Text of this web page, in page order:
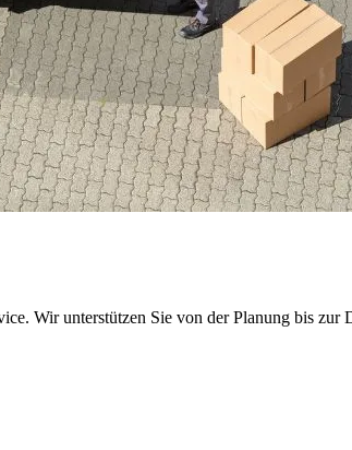
Wir unterstützen Sie von der Planung bis